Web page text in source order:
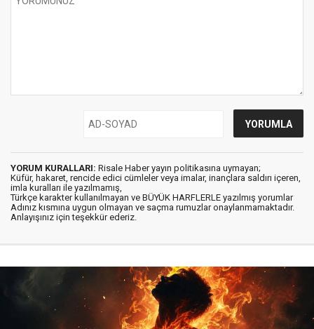
YORUM KURALLARI: Risale Haber yayın politikasına uymayan;
Küfür, hakaret, rencide edici cümleler veya imalar, inançlara saldırı içeren,
imla kuralları ile yazılmamış,
Türkçe karakter kullanılmayan ve BÜYÜK HARFLERLE yazılmış yorumlar
Adınız kısmına uygun olmayan ve saçma rumuzlar onaylanmamaktadır.
Anlayışınız için teşekkür ederiz.